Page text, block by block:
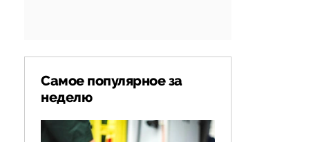
Самое популярное за
неделю